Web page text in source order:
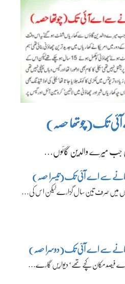
تک(چوتھا حصہ)
میرے والدین گائوں…
سے اے آئی تک(تیسرا حصہ)
میں صرف تین سال گزارے لیکن اس کی…
سے اے آئی تک(دوسرا حصہ)
فیصد مکان کچے تھے‘ دیواریں گارے…